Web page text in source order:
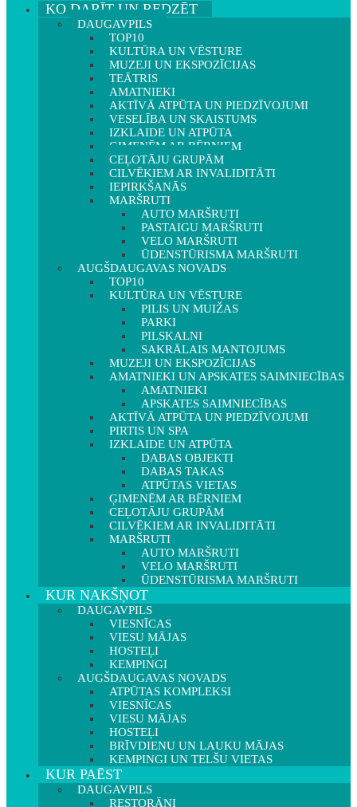
KO DARĪT UN REDZĒT
DAUGAVPILS
TOP10
KULTŪRA UN VĒSTURE
MUZEJI UN EKSPOZĪCIJAS
TEĀTRIS
AMATNIEKI
AKTĪVĀ ATPŪTA UN PIEDZĪVOJUMI
VESELĪBA UN SKAISTUMS
IZKLAIDE UN ATPŪTA
ĢIMENĒM AR BĒRNIEM
CEĻOTĀJU GRUPĀM
CILVĒKIEM AR INVALIDITĀTI
IEPIRKŠANĀS
MARŠRUTI
AUTO MARŠRUTI
PASTAIGU MARŠRUTI
VELO MARŠRUTI
ŪDENSTŪRISMA MARŠRUTI
AUGŠDAUGAVAS NOVADS
TOP10
KULTŪRA UN VĒSTURE
PILIS UN MUIŽAS
PARKI
PILSKALNI
SAKRĀLAIS MANTOJUMS
MUZEJI UN EKSPOZĪCIJAS
AMATNIEKI UN APSKATES SAIMNIECĪBAS
AMATNIEKI
APSKATES SAIMNIECĪBAS
AKTĪVĀ ATPŪTA UN PIEDZĪVOJUMI
PIRTIS UN SPA
IZKLAIDE UN ATPŪTA
DABAS OBJEKTI
DABAS TAKAS
ATPŪTAS VIETAS
ĢIMENĒM AR BĒRNIEM
CEĻOTĀJU GRUPĀM
CILVĒKIEM AR INVALIDITĀTI
MARŠRUTI
AUTO MARŠRUTI
VELO MARŠRUTI
ŪDENSTŪRISMA MARŠRUTI
KUR NAKŠŅOT
DAUGAVPILS
VIESNĪCAS
VIESU MĀJAS
HOSTEĻI
KEMPINGI
AUGŠDAUGAVAS NOVADS
ATPŪTAS KOMPLEKSI
VIESNĪCAS
VIESU MĀJAS
HOSTEĻI
BRĪVDIENU UN LAUKU MĀJAS
KEMPINGI UN TELŠU VIETAS
KUR PAĒST
DAUGAVPILS
RESTORĀNI